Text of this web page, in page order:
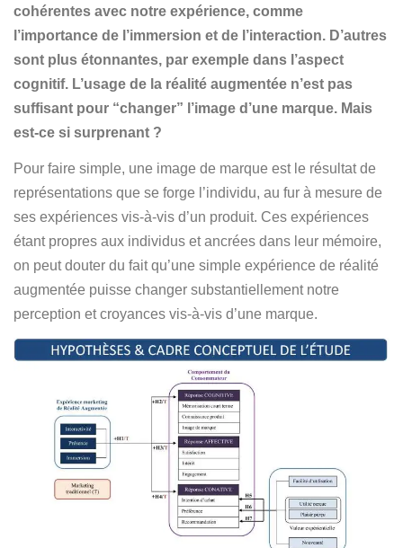
cohérentes avec notre expérience, comme
l’importance de l’immersion et de l’interaction. D’autres
sont plus étonnantes, par exemple dans l’aspect
cognitif. L’usage de la réalité augmentée n’est pas
suffisant pour “changer” l’image d’une marque. Mais
est-ce si surprenant ?
Pour faire simple, une image de marque est le résultat de
représentations que se forge l’individu, au fur à mesure de
ses expériences vis-à-vis d’un produit. Ces expériences
étant propres aux individus et ancrées dans leur mémoire,
on peut douter du fait qu’une simple expérience de réalité
augmentée puisse changer substantiellement notre
perception et croyances vis-à-vis d’une marque.